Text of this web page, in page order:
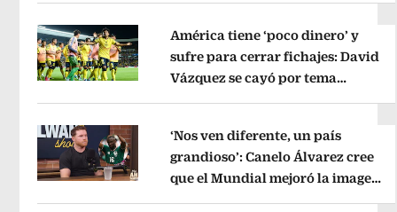
América tiene ‘poco dinero’ y
sufre para cerrar fichajes: David
Vázquez se cayó por tema
‘Nos ven diferente, un país
grandioso’: Canelo Álvarez cree
que el Mundial mejoró la imagen